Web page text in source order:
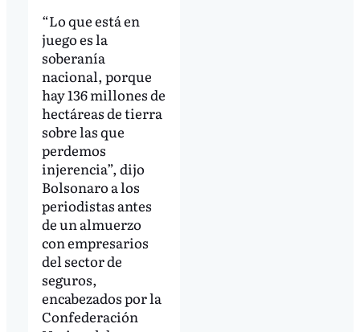
“Lo que está en
juego es la
soberanía
nacional, porque
hay 136 millones de
hectáreas de tierra
sobre las que
perdemos
injerencia”, dijo
Bolsonaro a los
periodistas antes
de un almuerzo
con empresarios
del sector de
seguros,
encabezados por la
Confederación